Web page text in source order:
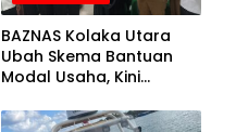
BAZNAS Kolaka Utara
Ubah Skema Bantuan
Modal Usaha, Kini
Barang Senilai Rp419,5